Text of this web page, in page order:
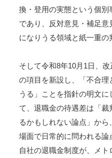
換・登用の実態という個
であり、反対意見・補足
になりうる領域と紙一重の
そして令和8年10月1日、
の項目を新設し、「不合理
うる」ことを指針の明文
て、退職金の待遇差は「裁
るかもしれない論点」か
場面で日常的に問われる論
自社の退職金制度が、メ